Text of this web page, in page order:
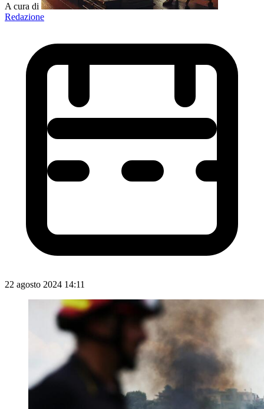
A cura di
Redazione
22 agosto 2024 14:11